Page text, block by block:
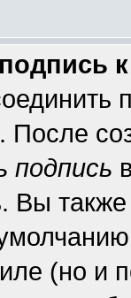
подпись
Вы
(но и